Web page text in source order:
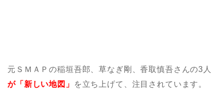
元ＳＭＡＰの稲垣吾郎、草なぎ剛、香取慎吾さんの3人
が「新しい地図」
を立ち上げて、注目されています。